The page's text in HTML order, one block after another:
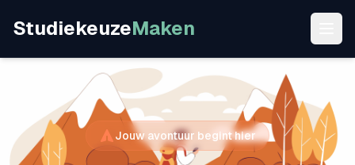
StudiekeuzeMaken
Spring naar programma's
Jouw avontuur begint hier